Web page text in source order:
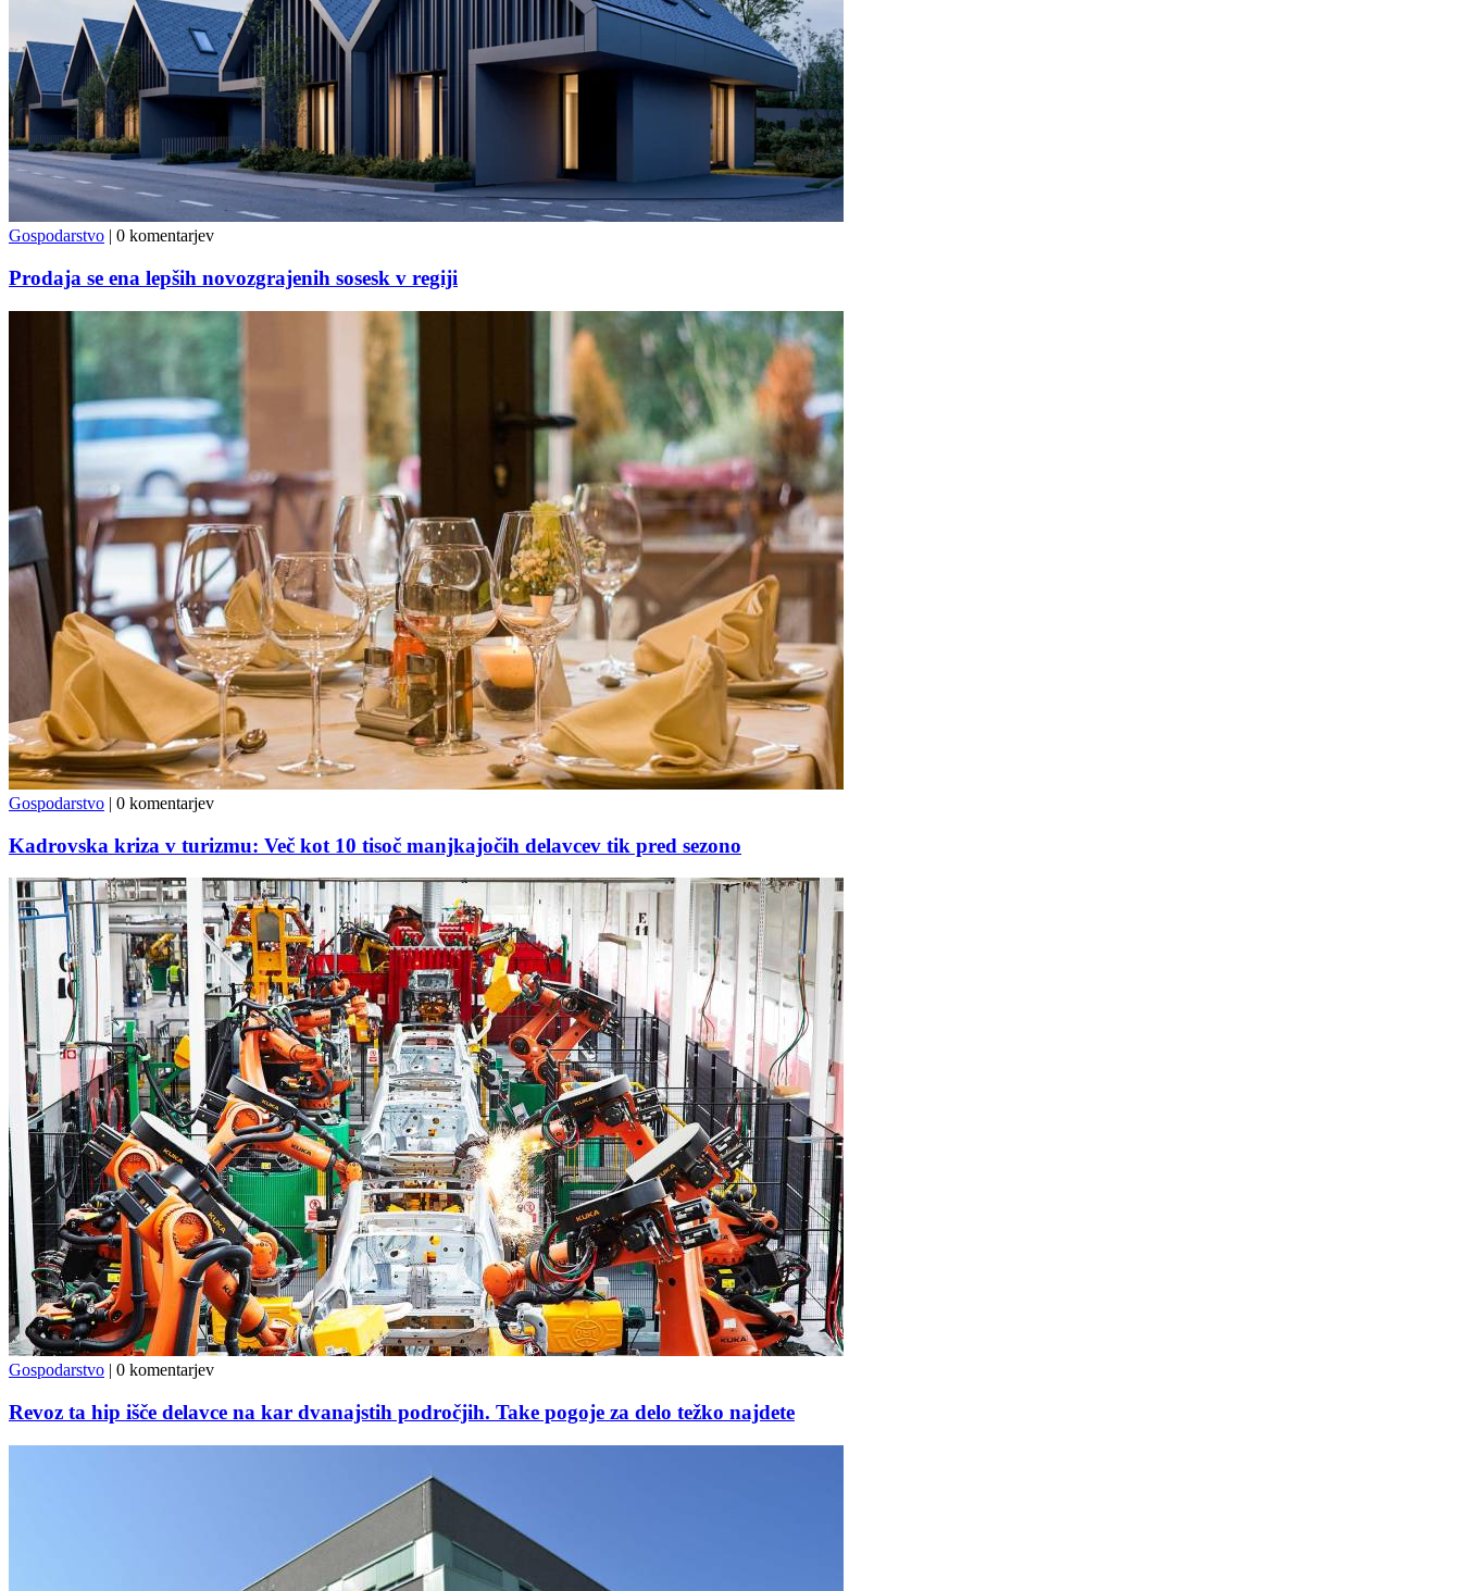
Gospodarstvo 0 komentarjev
Prodaja se ena lepših novozgrajenih sosesk v regiji
Gospodarstvo | 0 komentarjev
Kadrovska kriza v turizmu: Več kot 10 tisoč manjkajočih delavcev tik pred sezono
Gospodarstvo | 0 komentarjev
Revoz ta hip išče delavce na kar dvanajstih področjih. Take pogoje za delo težko najdete
Prijavi se na cajtng